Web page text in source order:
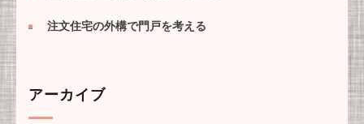
注文住宅の外構で門戸を考える
アーカイブ